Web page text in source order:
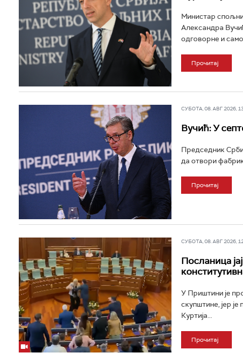
Министар
Александра
одговорне и
Прочитај
СУБОТА, 08. АВГ 2026,
Вучић: У
Председник
да отвори
Прочитај
СУБОТА, 08. АВГ 2026,
Посланица
У Приштини је
скупштине, јер
Куртија...
Прочитај